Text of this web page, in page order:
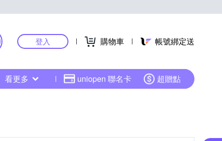
登入 購物車 帳號綁定送
看更多 uniopen 聯名卡 超贈點